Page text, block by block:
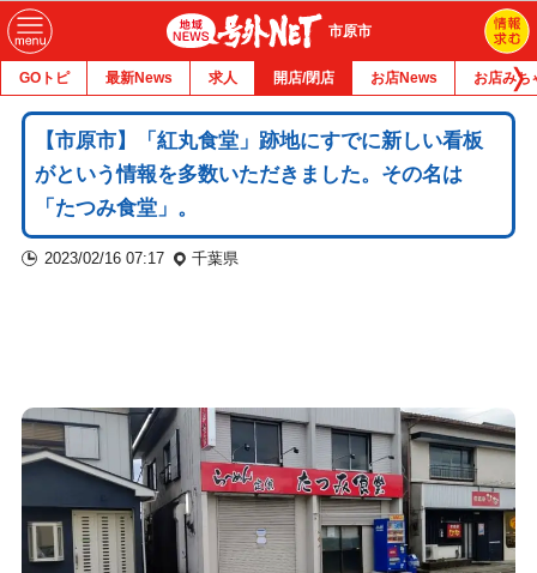
市原市
GOトピ 最新News 求人 開店/閉店 お店News お店みち
【市原市】「紅丸食堂」跡地にすでに新しい看板
がという情報を多数いただきました。その名は
「たつみ食堂」。
2023/02/16 07:17 千葉県